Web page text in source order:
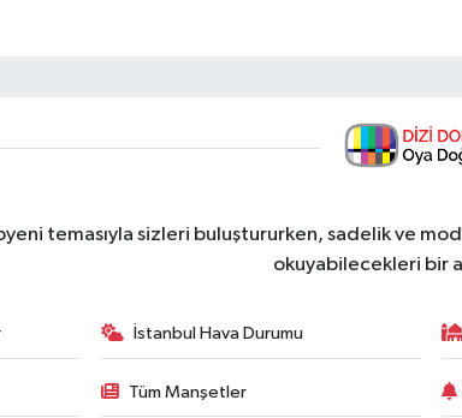
temasıyla sizleri buluştururken, sadelik ve
okuyabilecekleri bir
İstanbul Hava Durumu
Tüm Manşetler